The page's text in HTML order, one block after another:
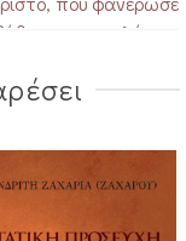
και το πλάτος,
της έκδοσης)